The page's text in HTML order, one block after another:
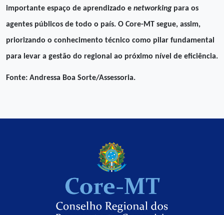
importante espaço de aprendizado e networkingpara os
agentes públicos de todo o país. O Core-MT segue, assim,
priorizando o conhecimento técnico como pilar fundamental
para levar a gestão do regional ao próximo nível de eficiência.
Fonte: Andressa Boa Sorte/Assessoria.